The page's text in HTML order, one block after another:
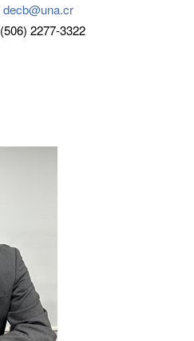
decb@una.cr
(506) 2277-3322